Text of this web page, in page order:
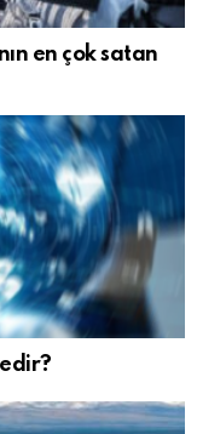
en çok satan